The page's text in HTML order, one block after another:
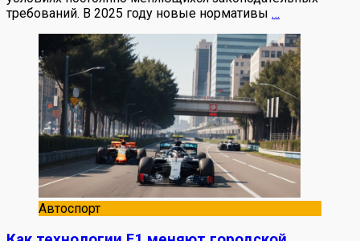
требований. В 2025 году новые нормативы …
Автоспорт